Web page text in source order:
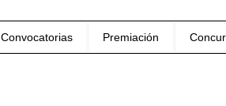
Convocatorias Premiación